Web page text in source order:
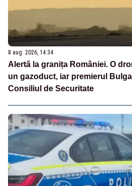
8 aug. 2026, 14:34
Alertă la granița României. O
un gazoduct, iar premierul
Consiliul de Securitate